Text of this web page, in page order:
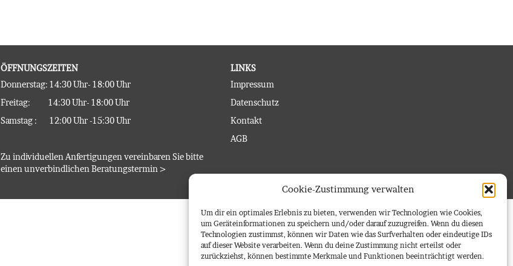
Cookie-Zustimmung verwalten
Um dir ein optimales Erlebnis zu bieten, verwenden wir Technologien wie Cookies,
um Geräteinformationen zu speichern und/oder darauf zuzugreifen. Wenn du diesen
Technologien zustimmst, können wir Daten wie das Surfverhalten oder eindeutige IDs
auf dieser Website verarbeiten. Wenn du deine Zustimmung nicht erteilst oder
zurückziehst, können bestimmte Merkmale und Funktionen beeinträchtigt werden.
ÖFFNUNGSZEITEN
Donnerstag: 14:30 Uhr- 18:00 Uhr
Freitag: 14:30 Uhr- 18:00 Uhr
Samstag : 12:00 Uhr -15:30 Uhr
Zu individuellen Anfertigungen vereinbaren Sie bitte
einen unverbindlichen Beratungstermin >
LINKS
Impressum
Datenschutz
Kontakt
AGB